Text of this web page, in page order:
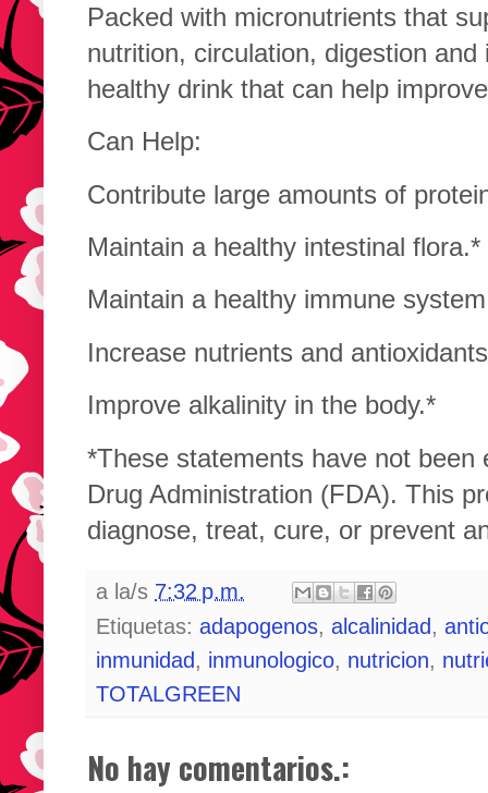
Packed with micronutrients that
nutrition, circulation, digestion and
healthy drink that can help
Can Help:
Contribute large amounts of
Maintain a healthy intestinal flora.*
Maintain a healthy immune
Increase nutrients and
Improve alkalinity in the body.*
*These statements have not been
Drug Administration (FDA). This
diagnose, treat, cure, or prevent
a la/s 7:32 p.m.
Etiquetas: adapogenos, alcalinidad,
inmunidad, inmunologico, nutricion,
TOTALGREEN
No hay comentarios.: